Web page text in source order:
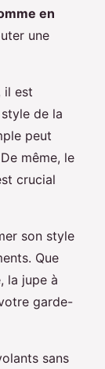
en
une
il est
de la
peut
même, le
crucial
son style
Que
la jupe à
garde-
sans